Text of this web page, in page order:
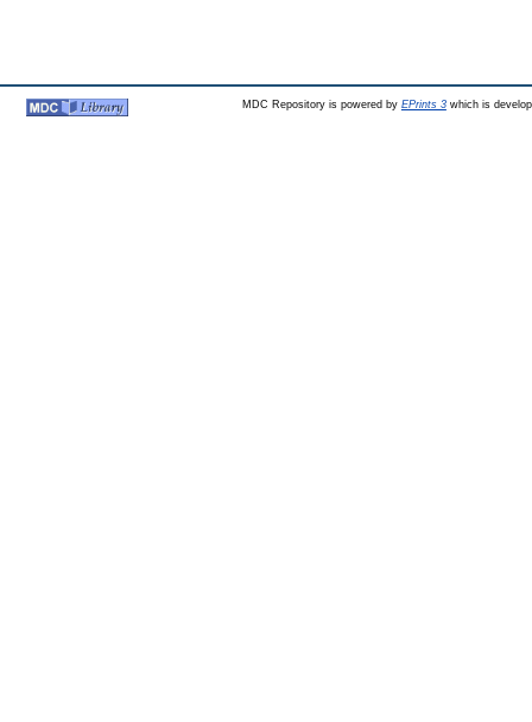
MDC Repository is powered by EPrints 3which is